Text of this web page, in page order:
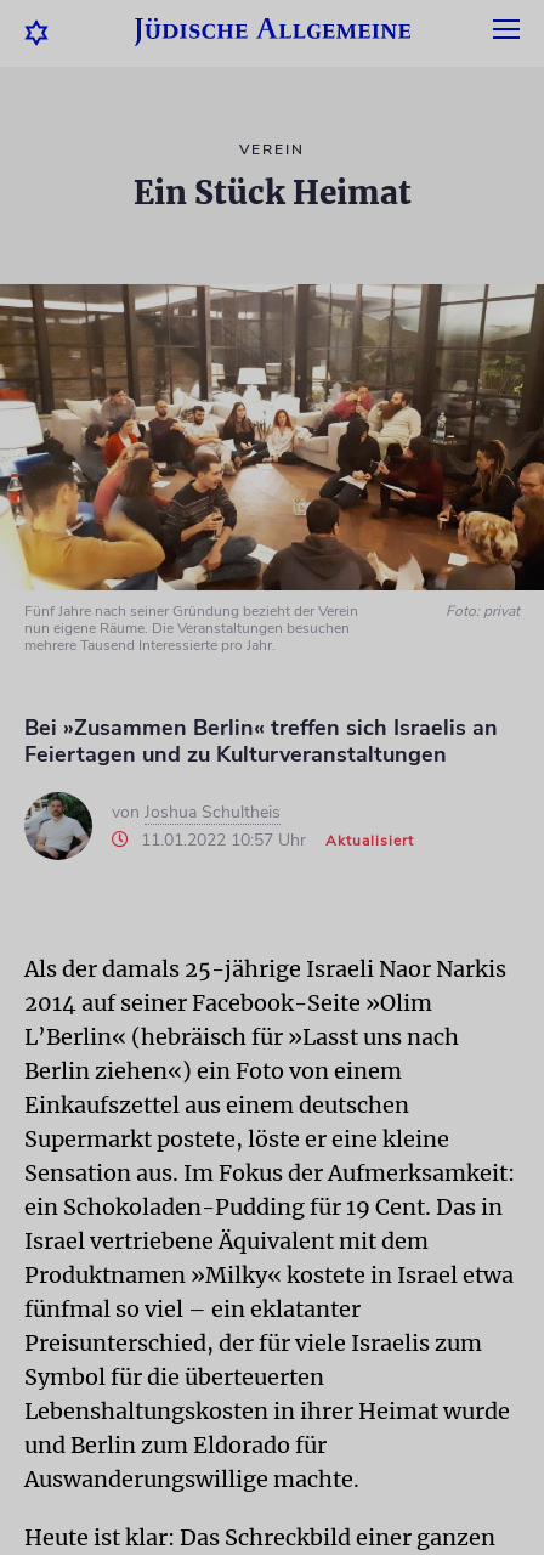
VEREIN
Ein Stück Heimat
Fünf Jahre nach seiner Gründung bezieht der Verein
nun eigene Räume. Die Veranstaltungen besuchen
mehrere Tausend Interessierte pro Jahr.
Foto: privat
Bei »Zusammen Berlin« treffen sich Israelis an
Feiertagen und zu Kulturveranstaltungen
von Joshua Schultheis
11.01.2022 10:57 Uhr
Aktualisiert
Als der damals 25-jährige Israeli Naor Narkis
2014 auf seiner Facebook-Seite »Olim
L’Berlin« (hebräisch für »Lasst uns nach
Berlin ziehen«) ein Foto von einem
Einkaufszettel aus einem deutschen
Supermarkt postete, löste er eine kleine
Sensation aus. Im Fokus der Aufmerksamkeit:
ein Schokoladen-Pudding für 19 Cent. Das in
Israel vertriebene Äquivalent mit dem
Produktnamen »Milky« kostete in Israel etwa
fünfmal so viel – ein eklatanter
Preisunterschied, der für viele Israelis zum
Symbol für die überteuerten
Lebenshaltungskosten in ihrer Heimat wurde
und Berlin zum Eldorado für
Auswanderungswillige machte.
Heute ist klar: Das Schreckbild einer ganzen